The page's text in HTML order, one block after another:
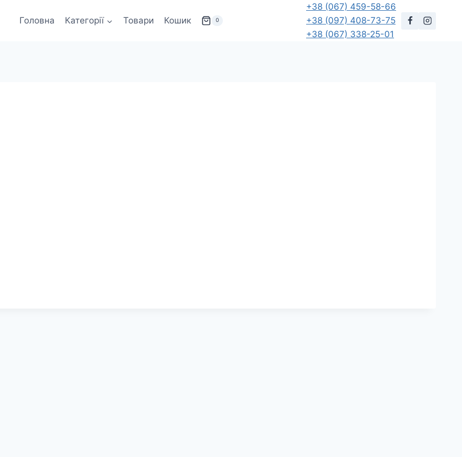
Головна Категорії Товари Кошик 0
+38 (067) 459-58-66
+38 (097) 408-73-75
+38 (067) 338-25-01